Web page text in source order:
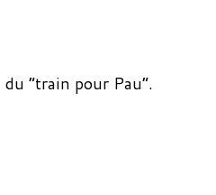
“train pour Pau”.